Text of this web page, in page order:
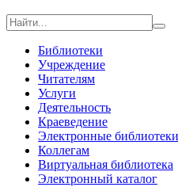
Библиотеки
Учреждение
Читателям
Услуги
Деятельность
Краеведение
Электронные библиотеки
Коллегам
Виртуальная библиотека
Электронный каталог